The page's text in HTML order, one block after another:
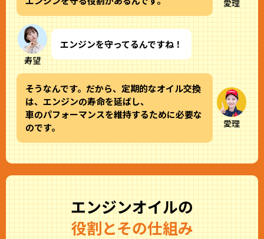
愛理
寿望
エンジンを守ってるんですね！
愛理
そうなんです。だから、定期的なオイル交換
は、エンジンの寿命を延ばし、
車のパフォーマンスを維持するために必要な
のです。
エンジンオイルの
役割とその仕組み